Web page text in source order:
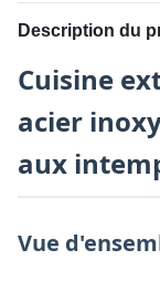
Description du
Cuisine
acier
aux
Vue